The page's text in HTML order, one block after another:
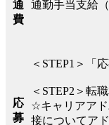
通
費
通勤手当支給
応
募
＜STEP1＞「
＜STEP2＞転
☆キャリアア
接についてア